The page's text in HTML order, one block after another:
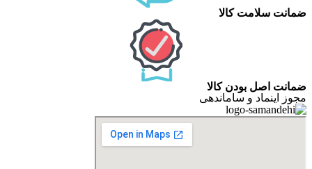
ضمانت سلامت کالا
ضمانت اصل بودن کالا
مجوز اینماد و ساماندهی